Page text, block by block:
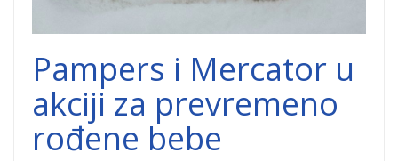
Pampers i Mercator u
akciji za prevremeno
rođene bebe